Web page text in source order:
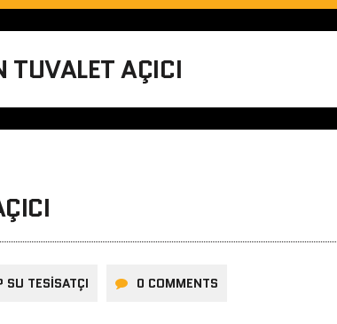
TUVALET AÇICI
SU TESISATÇI 0 COMMENTS